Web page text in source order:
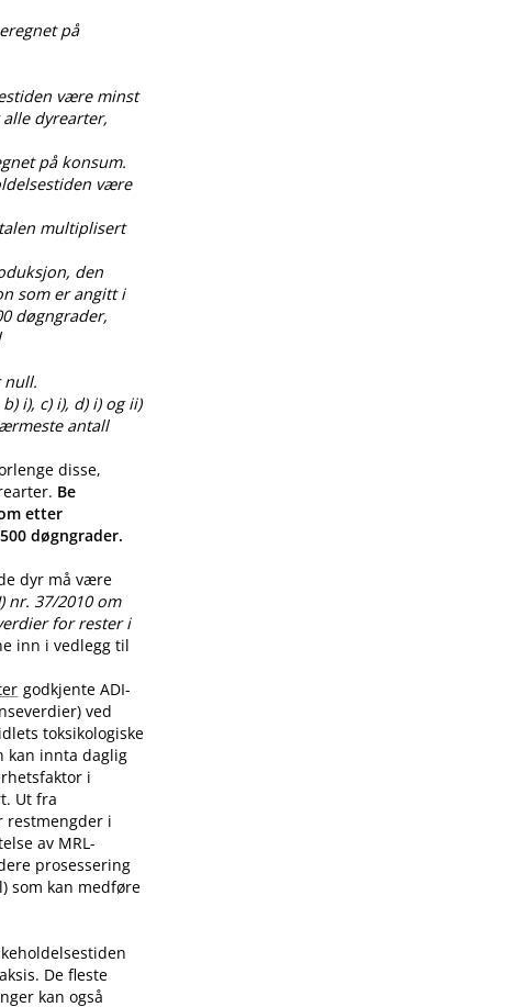
på
være minst
dyrearter,
på konsum.
være
multiplisert
den
som er angitt i
døgngrader,
null.
i), c) i), d) i) og ii)
antall
disse,
Be
etter
døgngrader.
dyr må være
nr. 37/2010 om
for rester i
inn i vedlegg til
godkjente ADI-
ved
toksikologiske
kan innta daglig
i
Ut fra
restmengder i
av MRL-
prosessering
som kan medføre
De fleste
kan også